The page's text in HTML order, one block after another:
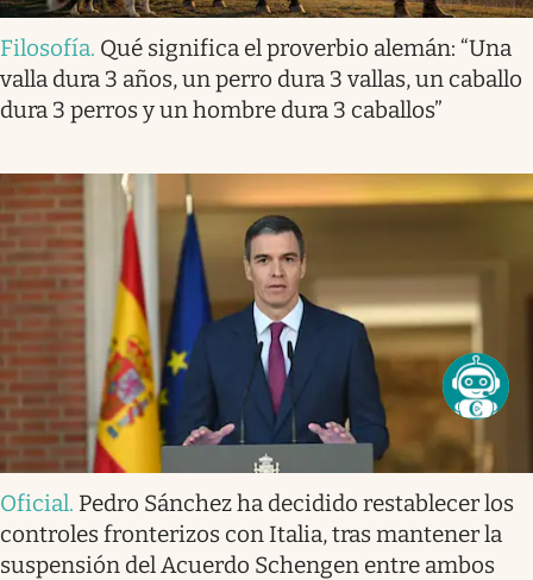
Filosofía. Qué significa el proverbio alemán: “Una
valla dura 3 años, un perro dura 3 vallas, un caballo
dura 3 perros y un hombre dura 3 caballos”
Oficial. Pedro Sánchez ha decidido restablecer los
controles fronterizos con Italia, tras mantener la
suspensión del Acuerdo Schengen entre ambos